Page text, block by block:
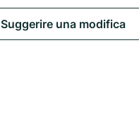
Suggerire una modifica